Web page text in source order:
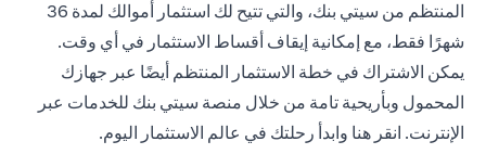
المنتظم من سيتي بنك، والتي تتيح لك استثمار أموالك لمدة 36
شهرًا فقط، مع إمكانية إيقاف أقساط الاستثمار في أي وقت.
يمكن الاشتراك في خطة الاستثمار المنتظم أيضًا عبر جهازك
المحمول وبأريحية تامة من خلال منصة سيتي بنك للخدمات عبر
الإنترنت. انقر هنا وابدأ رحلتك في عالم الاستثمار اليوم.